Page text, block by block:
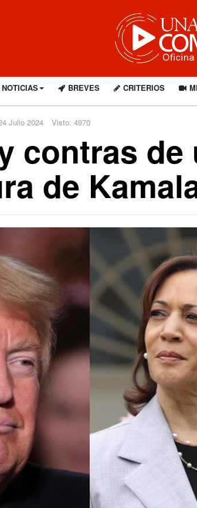
NOTICIAS BREVES CRITERIOS
Julio 2024 Visto: 4970
contras de
de
JULIO 24, 2026
Rechazo al reparto desigual
de ganancias es mayor
cuando hubo esfuerzo